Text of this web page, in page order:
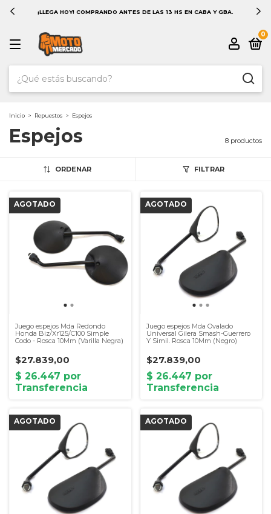
¡LLEGA HOY! COMPRANDO ANTES DE LAS 13 HS EN CABA Y GBA.
0
Inicio > Repuestos > Espejos
Espejos 8 productos
ORDENAR FILTRAR
Juego espejos Mda Redondo
Honda Biz/Xr125/C100 Simple
Codo - Rosca 10Mm (Varilla Negra)
$27.839,00
Juego espejos Mda Ovalado
Universal Gilera Smash-Guerrero
Y Simil. Rosca 10Mm (Negro)
$27.839,00